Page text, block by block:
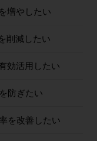
増やしたい
削減したい
効活用したい
防ぎたい
を改善したい